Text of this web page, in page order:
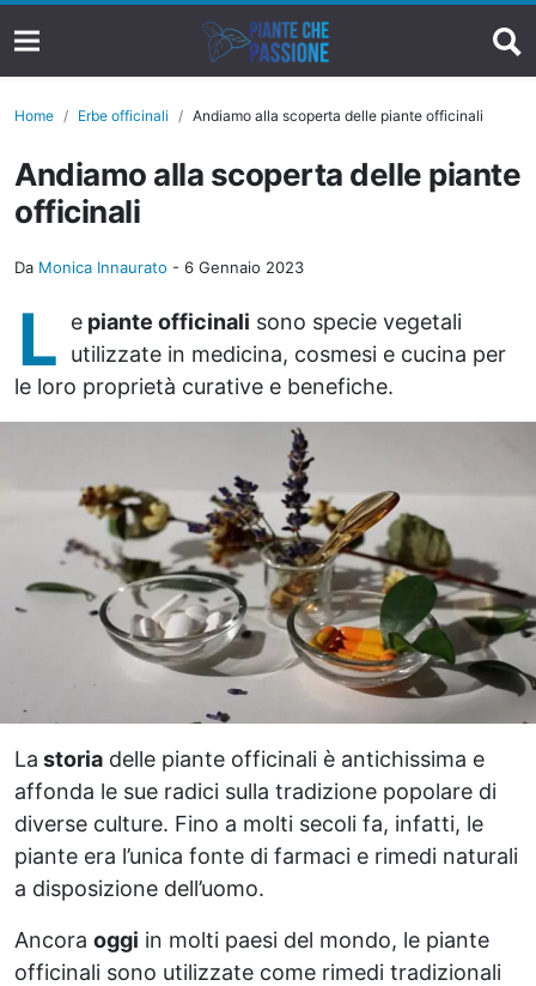
Home Erbe officinali Andiamo alla scoperta delle piante officinali
Andiamo alla scoperta delle piante
officinali
Da Monica Innaurato - 6 Gennaio 2023
L e piante officinali sono specie vegetali
utilizzate in medicina, cosmesi e cucina per
le loro proprietà curative e benefiche.
La storia delle piante officinali è antichissima e
affonda le sue radici sulla tradizione popolare di
diverse culture. Fino a molti secoli fa, infatti, le
piante era l’unica fonte di farmaci e rimedi naturali
a disposizione dell’uomo.
Ancora oggi in molti paesi del mondo, le piante
officinali sono utilizzate come rimedi tradizionali